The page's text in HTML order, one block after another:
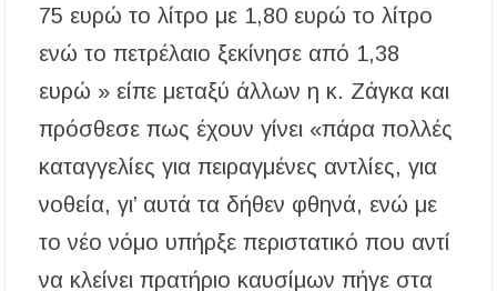
75 ευρώ το λίτρο με 1,80 ευρώ το λίτρο
ενώ το πετρέλαιο ξεκίνησε από 1,38
ευρώ » είπε μεταξύ άλλων η κ. Ζάγκα και
πρόσθεσε πως έχουν γίνει «πάρα πολλές
καταγγελίες για πειραγμένες αντλίες, για
νοθεία, γι’ αυτά τα δήθεν φθηνά, ενώ με
το νέο νόμο υπήρξε περιστατικό που αντί
να κλείνει πρατήριο καυσίμων πήγε στα